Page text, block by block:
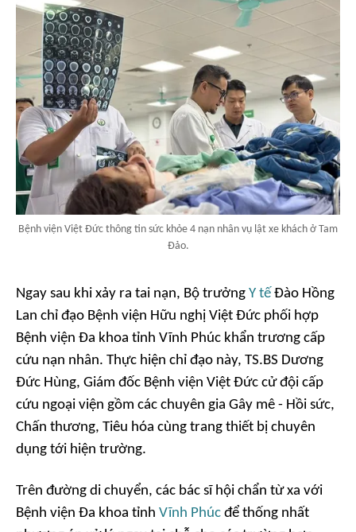
Bệnh viện Việt Đức thông tin sức khỏe 4 nạn nhân vụ lật xe khách ở Tam
Đảo.
Ngay sau khi xảy ra tai nạn, Bộ trưởng Y tế Đào Hồng
Lan chỉ đạo Bệnh viện Hữu nghị Việt Đức phối hợp
Bệnh viện Đa khoa tỉnh Vĩnh Phúc khẩn trương cấp
cứu nạn nhân. Thực hiện chỉ đạo này, TS.BS Dương
Đức Hùng, Giám đốc Bệnh viện Việt Đức cử đội cấp
cứu ngoại viện gồm các chuyên gia Gây mê - Hồi sức,
Chấn thương, Tiêu hóa cùng trang thiết bị chuyên
dụng tới hiện trường.
Trên đường di chuyển, các bác sĩ hội chẩn từ xa với
Bệnh viện Đa khoa tỉnh Vĩnh Phúc để thống nhất